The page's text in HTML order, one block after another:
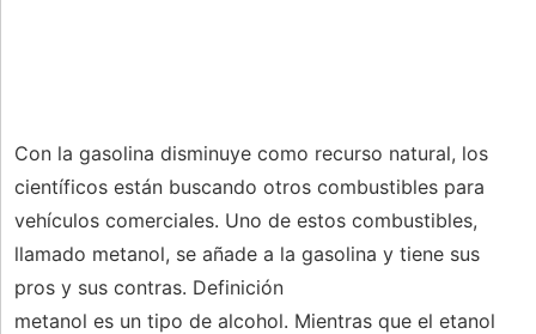
Con la gasolina disminuye como recurso natural, los
científicos están buscando otros combustibles para
vehículos comerciales. Uno de estos combustibles,
llamado metanol, se añade a la gasolina y tiene sus
pros y sus contras. Definición
metanol es un tipo de alcohol. Mientras que el etanol